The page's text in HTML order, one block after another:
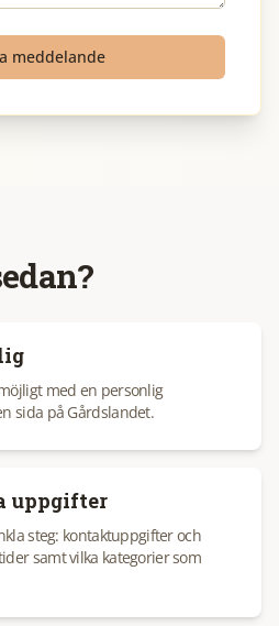
meddelande
med en personlig
sida på Gårdslandet.
uppgifter
steg: kontaktuppgifter och
samt vilka kategorier som